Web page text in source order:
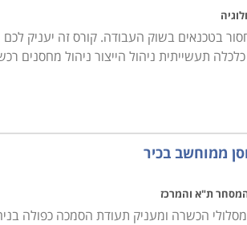
בטכנאים בשוק העבודה. קורס זה יעניק
תעשייתית ניהול הייצור ניהול מחסנים
ממוחשב בכיר
ת"א והמרכז
הכשרה ומעניק תעודת הסמכה כפולה